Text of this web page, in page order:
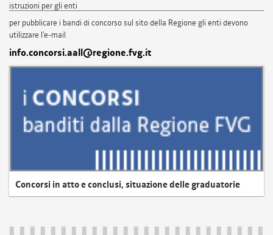
istruzioni per gli enti
per pubblicare i bandi di concorso sul sito della Regione gli enti devono
utilizzare l'e-mail
info.concorsi.aall@regione.fvg.it
Concorsi in atto e conclusi, situazione delle graduatorie